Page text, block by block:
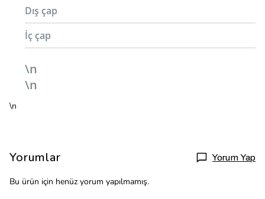
Dış çap
İç çap
\n
\n
\n
Yorumlar Yorum Yap
Bu ürün için henüz yorum yapılmamış.